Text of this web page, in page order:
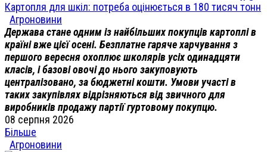
Картопля для шкіл: потреба оцінюється в 180 тисяч тонн
Агроновини
Держава стане одним із найбільших покупців картоплі в
країні вже цієї осені. Безплатне гаряче харчування з
першого вересня охоплює школярів усіх одинадцяти
класів, і базові овочі до нього закуповують
централізовано, за бюджетні кошти. Умови участі в
таких закупівлях відрізняються від звичного для
виробників продажу партії гуртовому покупцю.
08 серпня 2026
Більше
Агроновини